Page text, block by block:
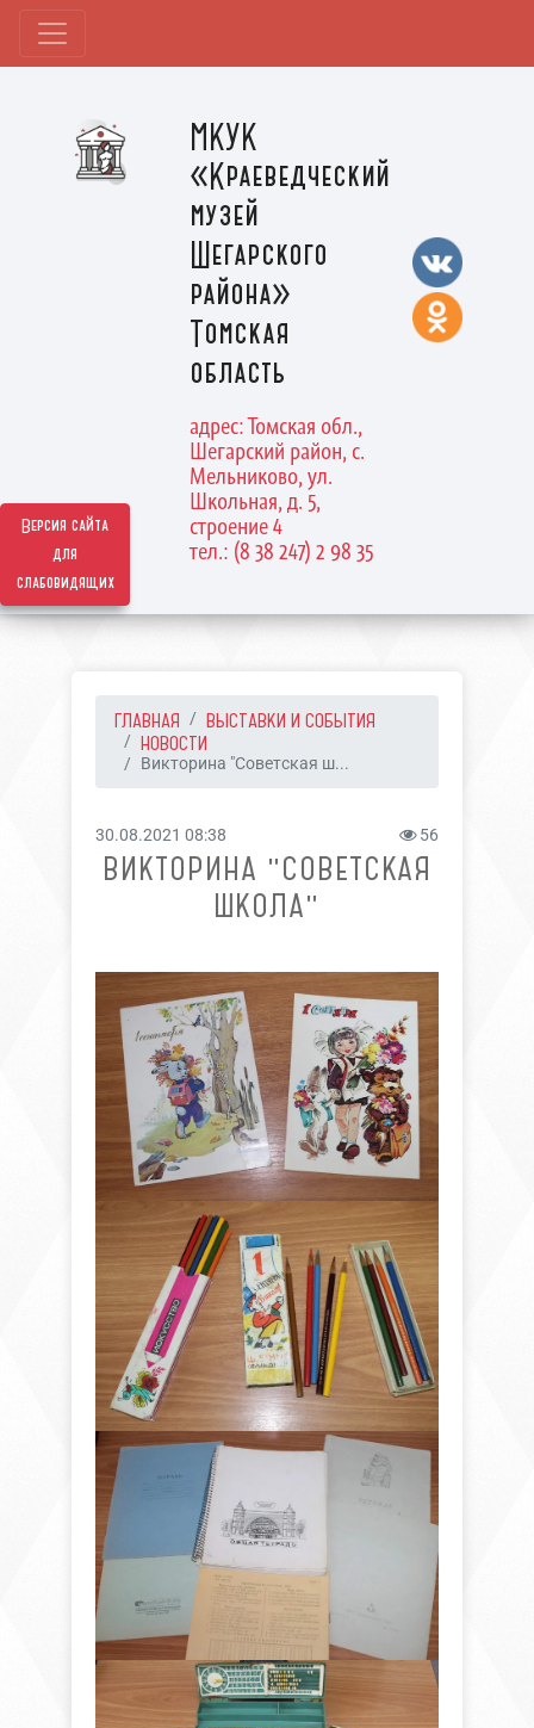
Версия сайта
для
слабовидящих
МКУК
«Краеведческий
музей
Шегарского
района»
Томская
область
адрес: Томская обл.,
Шегарский район, с.
Мельниково, ул.
Школьная, д. 5,
строение 4
тел.: (8 38 247) 2 98 35
ГЛАВНАЯ
ВЫСТАВКИ И СОБЫТИЯ
НОВОСТИ
Викторина "Советская ш...
30.08.2021 08:38 56
ВИКТОРИНА "СОВЕТСКАЯ
ШКОЛА"